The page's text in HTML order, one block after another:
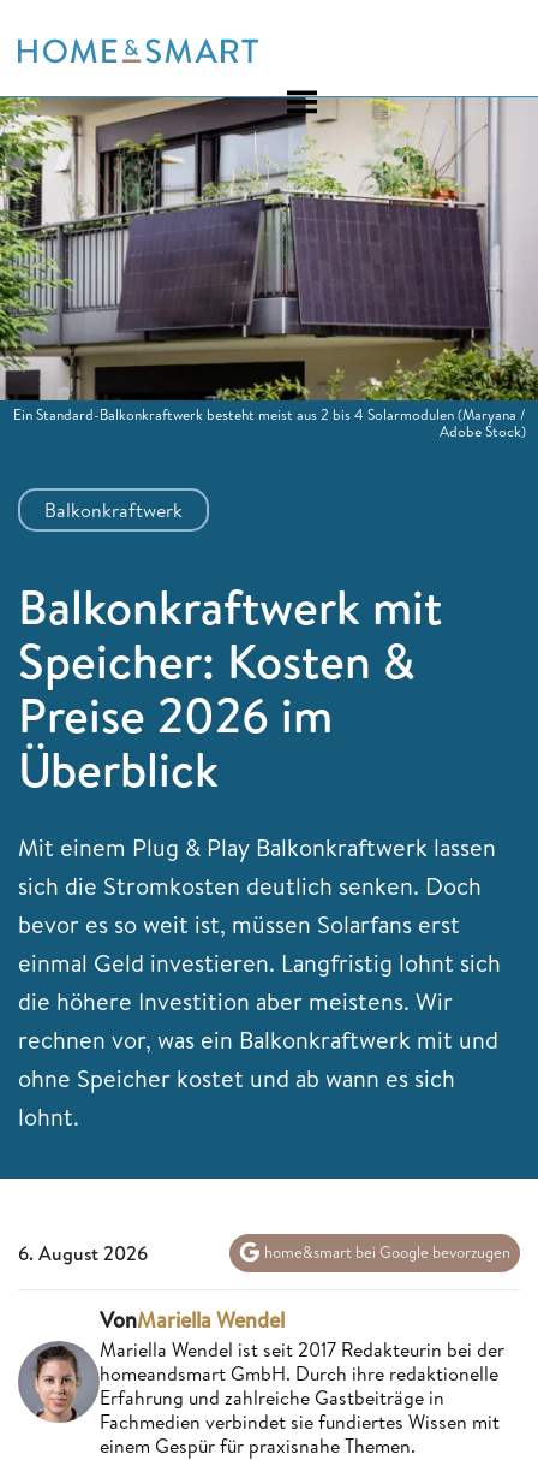
to
Balkonkraftwerk
Balkonkraftwerk mit
Speicher: Kosten &
Preise 2026 im
Überblick
Mit einem Plug & Play Balkonkraftwerk lassen
sich die Stromkosten deutlich senken. Doch
bevor es so weit ist, müssen Solarfans erst
einmal Geld investieren. Langfristig lohnt sich
die höhere Investition aber meistens. Wir
rechnen vor, was ein Balkonkraftwerk mit und
ohne Speicher kostet und ab wann es sich
lohnt.
Ein Standard-Balkonkraftwerk besteht meist aus 2 bis 4 Solarmodulen(Maryana /
Adobe Stock)
6. August 2026 home&smart bei Google bevorzugen
VonMariella Wendel
Mariella Wendel ist seit 2017 Redakteurin bei der
homeandsmart GmbH. Durch ihre redaktionelle
Erfahrung und zahlreiche Gastbeiträge in
Fachmedien verbindet sie fundiertes Wissen mit
einem Gespür für praxisnahe Themen.